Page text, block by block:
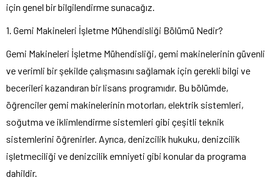
için genel bir bilgilendirme sunacağız.
1. Gemi Makineleri İşletme Mühendisliği Bölümü Nedir?
Gemi Makineleri İşletme Mühendisliği, gemi makinelerinin güvenli
ve verimli bir şekilde çalışmasını sağlamak için gerekli bilgi ve
becerileri kazandıran bir lisans programıdır. Bu bölümde,
öğrenciler gemi makinelerinin motorları, elektrik sistemleri,
soğutma ve iklimlendirme sistemleri gibi çeşitli teknik
sistemlerini öğrenirler. Ayrıca, denizcilik hukuku, denizcilik
işletmeciliği ve denizcilik emniyeti gibi konular da programa
dahildir.